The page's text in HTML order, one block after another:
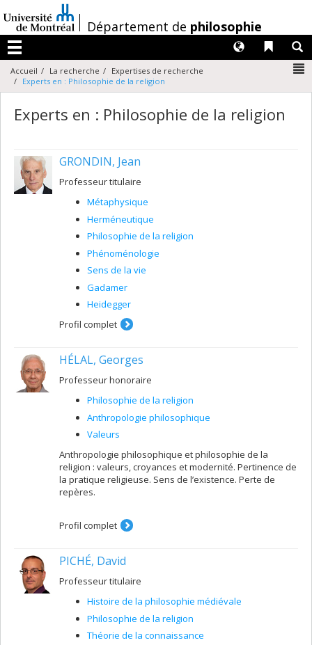
au
contenu
/Département de philosophie
Menu
Liens
Langues
Accueil La recherche
Expertises de recherche
Experts en : Philosophie de la religion
Experts en : Philosophie de la religion
GRONDIN, Jean
Professeur titulaire
Métaphysique
Herméneutique
Philosophie de la religion
Phénoménologie
Sens de la vie
Gadamer
Heidegger
Profil complet
HÉLAL, Georges
Professeur honoraire
Philosophie de la religion
Anthropologie philosophique
Valeurs
Anthropologie philosophique et philosophie de la
religion : valeurs, croyances et modernité. Pertinence de
la pratique religieuse. Sens de l’existence. Perte de
repères.
Profil complet
PICHÉ, David
Professeur titulaire
Histoire de la philosophie médiévale
Philosophie de la religion
Théorie de la connaissance